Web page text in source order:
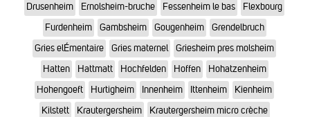
Drusenheim
Ernolsheim-bruche Fessenheim le bas
Flexbourg
Furdenheim
Gambsheim Gougenheim
Grendelbruch
Gries elÉmentaire
Gries maternel
Griesheim pres molsheim
Hatten
Hattmatt Hochfelden Hoffen
Hohatzenheim
Hohengoeft
Hurtigheim Innenheim Ittenheim
Kienheim
Kilstett
Krautergersheim
Krautergersheim micro crèche